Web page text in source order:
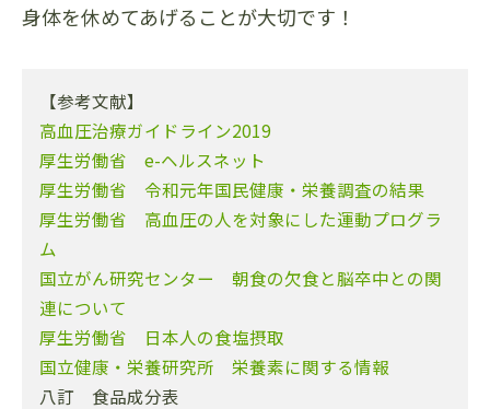
身体を休めてあげることが大切です！
【参考文献】
高血圧治療ガイドライン2019
厚生労働省 e-ヘルスネット
厚生労働省 令和元年国民健康・栄養調査の結果
厚生労働省 高血圧の人を対象にした運動プログラ
ム
国立がん研究センター 朝食の欠食と脳卒中との関
連について
厚生労働省 日本人の食塩摂取
国立健康・栄養研究所 栄養素に関する情報
八訂 食品成分表